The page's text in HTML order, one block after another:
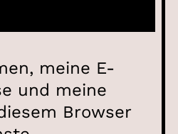
meine E-
und meine
Browser